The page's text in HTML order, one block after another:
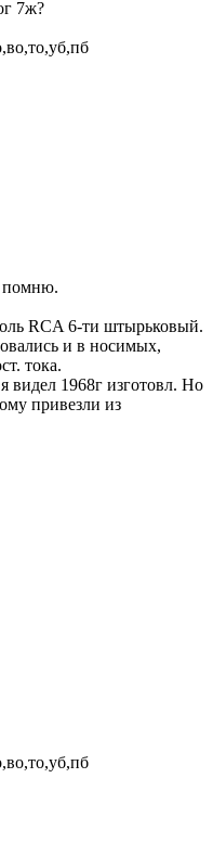
7ж?
помню.
RCA 6-ти штырьковый.
и в носимых,
тока.
видел 1968г изготовл. Но
привезли из